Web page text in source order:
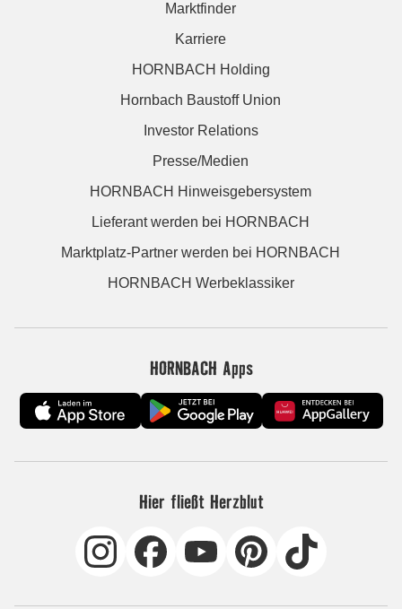
Marktfinder
Karriere
HORNBACH Holding
Hornbach Baustoff Union
Investor Relations
Presse/Medien
HORNBACH Hinweisgebersystem
Lieferant werden bei HORNBACH
Marktplatz-Partner werden bei HORNBACH
HORNBACH Werbeklassiker
HORNBACH Apps
Hier fließt Herzblut